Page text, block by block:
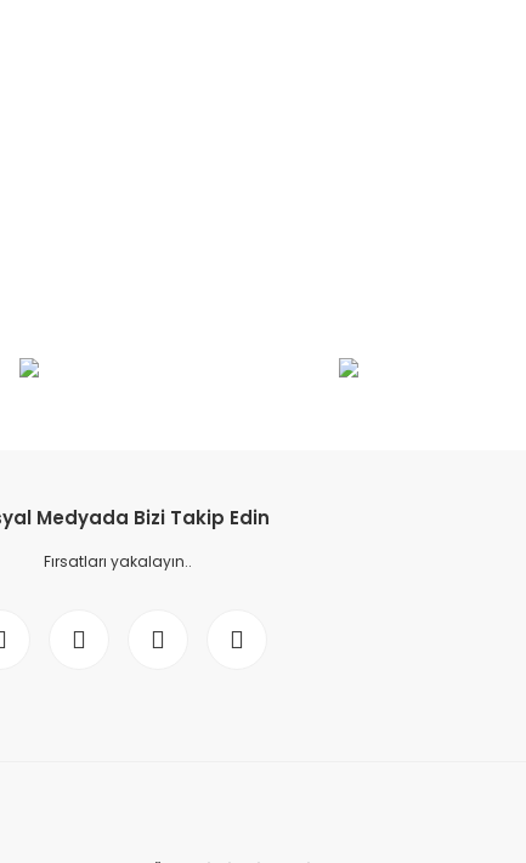
Medyada Bizi Takip Edin
Fırsatları yakalayın..